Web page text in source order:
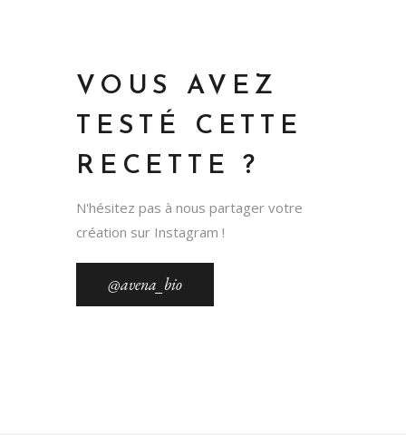
VOUS AVEZ
TESTÉ CETTE
RECETTE ?
N'hésitez pas à nous partager votre
création sur Instagram !
@avena_bio